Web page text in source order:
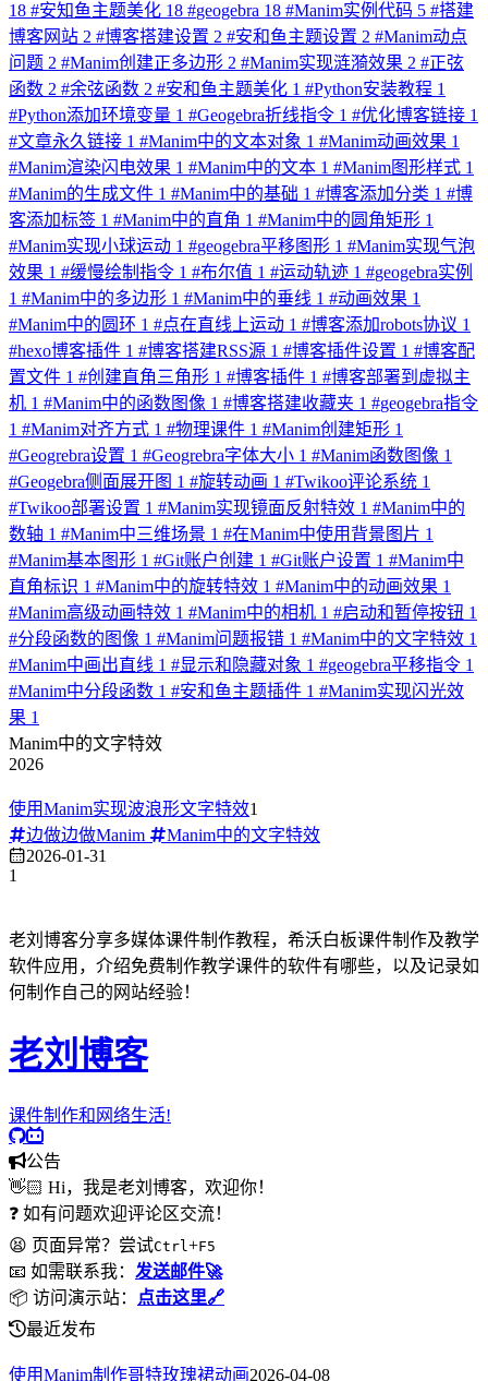
18 #安知鱼主题美化 18 #geogebra 18 #Manim实例代码 5 #搭建
博客网站 2 #博客搭建设置 2 #安和鱼主题设置 2 #Manim动点
问题 2 #Manim创建正多边形 2 #Manim实现涟漪效果 2 #正弦
函数 2 #余弦函数 2 #安和鱼主题美化 1 #Python安装教程 1
#Python添加环境变量 1 #Geogebra折线指令 1 #优化博客链接 1
#文章永久链接 1 #Manim中的文本对象 1 #Manim动画效果 1
#Manim渲染闪电效果 1 #Manim中的文本 1 #Manim图形样式 1
#Manim的生成文件 1 #Manim中的基础 1 #博客添加分类 1 #博
客添加标签 1 #Manim中的直角 1 #Manim中的圆角矩形 1
#Manim实现小球运动 1 #geogebra平移图形 1 #Manim实现气泡
效果 1 #缓慢绘制指令 1 #布尔值 1 #运动轨迹 1 #geogebra实例
1 #Manim中的多边形 1 #Manim中的垂线 1 #动画效果 1
#Manim中的圆环 1 #点在直线上运动 1 #博客添加robots协议 1
#hexo博客插件 1 #博客搭建RSS源 1 #博客插件设置 1 #博客配
置文件 1 #创建直角三角形 1 #博客插件 1 #博客部署到虚拟主
机 1 #Manim中的函数图像 1 #博客搭建收藏夹 1 #geogebra指令
1 #Manim对齐方式 1 #物理课件 1 #Manim创建矩形 1
#Geogrebra设置 1 #Geogrebra字体大小 1 #Manim函数图像 1
#Geogebra侧面展开图 1 #旋转动画 1 #Twikoo评论系统 1
#Twikoo部署设置 1 #Manim实现镜面反射特效 1 #Manim中的
数轴 1 #Manim中三维场景 1 #在Manim中使用背景图片 1
#Manim基本图形 1 #Git账户创建 1 #Git账户设置 1 #Manim中
直角标识 1 #Manim中的旋转特效 1 #Manim中的动画效果 1
#Manim高级动画特效 1 #Manim中的相机 1 #启动和暂停按钮 1
#分段函数的图像 1 #Manim问题报错 1 #Manim中的文字特效 1
#Manim中画出直线 1 #显示和隐藏对象 1 #geogebra平移指令 1
#Manim中分段函数 1 #安和鱼主题插件 1 #Manim实现闪光效
果 1
Manim中的文字特效
2026
使用Manim实现波浪形文字特效1
边做边做Manim
Manim中的文字特效
2026-01-31
1
老刘博客分享多媒体课件制作教程，希沃白板课件制作及教学
软件应用，介绍免费制作教学课件的软件有哪些，以及记录如
何制作自己的网站经验！
老刘博客
课件制作和网络生活!
公告
👋🏻 Hi，我是老刘博客，欢迎你！
❓ 如有问题欢迎评论区交流！
😫 页面异常？尝试Ctrl +F5
📧 如需联系我： 发送邮件🚀
📦 访问演示站：
点击这里🔗
最近发布
使用Manim制作哥特玫瑰裙动画2026-04-08